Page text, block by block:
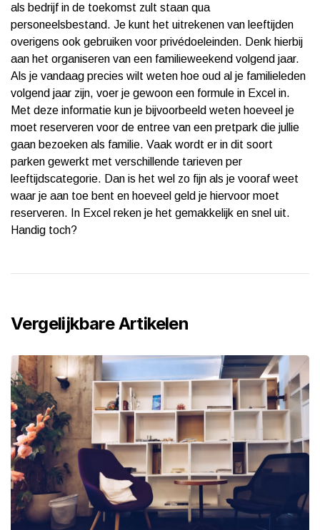
als bedrijf in de toekomst zult staan qua
personeelsbestand. Je kunt het uitrekenen van leeftijden
overigens ook gebruiken voor privédoeleinden. Denk hierbij
aan het organiseren van een familieweekend volgend jaar.
Als je vandaag precies wilt weten hoe oud al je familieleden
volgend jaar zijn, voer je gewoon een formule in Excel in.
Met deze informatie kun je bijvoorbeeld weten hoeveel je
moet reserveren voor de entree van een pretpark die jullie
gaan bezoeken als familie. Vaak wordt er in dit soort
parken gewerkt met verschillende tarieven per
leeftijdscategorie. Dan is het wel zo fijn als je vooraf weet
waar je aan toe bent en hoeveel geld je hiervoor moet
reserveren. In Excel reken je het gemakkelijk en snel uit.
Handig toch?
Vergelijkbare Artikelen